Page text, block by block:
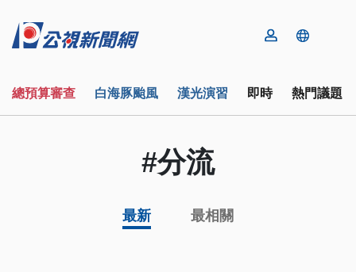
總預算審查 白海豚颱風 漢光演習 即時 熱門議題
#分流
最新 最相關